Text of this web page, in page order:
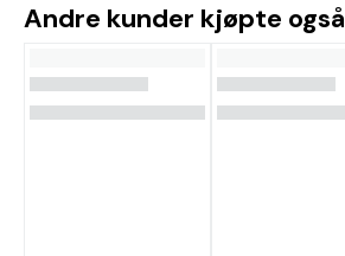
Andre kunder kjøpte også